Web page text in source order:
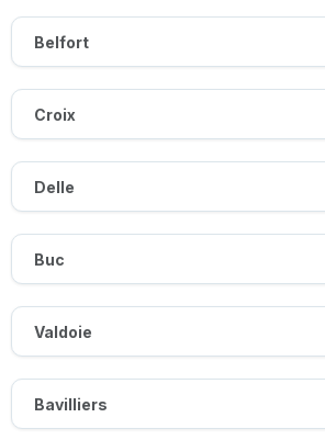
Belfort
Croix
Delle
Buc
Valdoie
Bavilliers